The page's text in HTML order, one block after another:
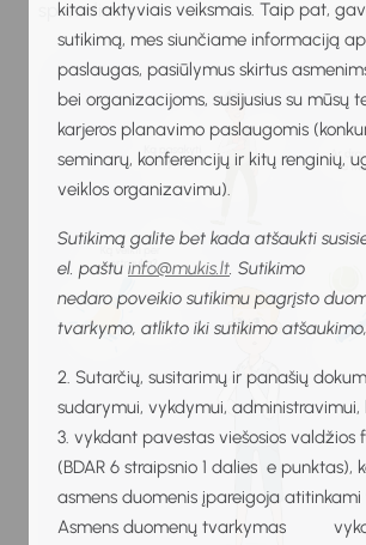
kitais aktyviais veiksmais. Taip pat,
sutikimą, mes siunčiame informaciją
paslaugas, pasiūlymus skirtus
bei organizacijoms, susijusius su mūsų
karjeros planavimo paslaugomis
seminarų, konferencijų ir kitų renginių,
veiklos organizavimu).
Sutikimą galite bet kada atšaukti
el. paštu info@mukis.lt. Sutikimo
nedaro poveikio sutikimu pagrįsto
tvarkymo, atlikto iki sutikimo
2. Sutarčių, susitarimų ir panašių
sudarymui, vykdymui, administravimui,
3. vykdant pavestas viešosios valdžios
(BDAR 6 straipsnio 1 dalies e
asmens duomenis įpareigoja atitinkami
Asmens duomenų tvarkymas
sprendimai.